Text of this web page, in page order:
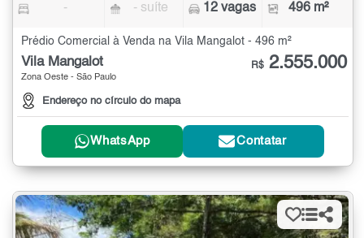
- - suíte 12 vagas 496 m²
Prédio Comercial à Venda na Vila Mangalot - 496 m²
Vila Mangalot
Zona Oeste - São Paulo
Endereço no círculo do mapa
R$ 2.555.000
WhatsApp Contatar